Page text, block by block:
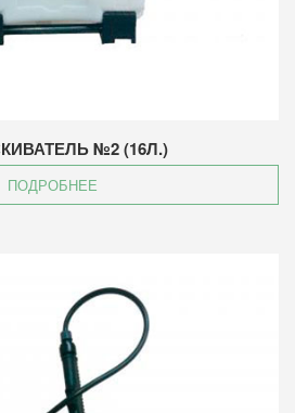
№2 (16Л.)
ПОДРОБНЕЕ